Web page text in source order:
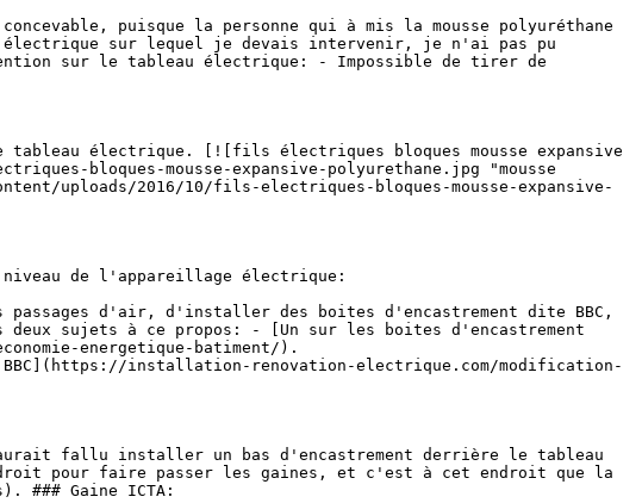
électrique sur lequel je devais intervenir, je n'ai pas pu
sur le tableau électrique: - Impossible de tirer de
bloques-mousse-expansive-polyurethane.jpg "mousse
uploads/2016/10/fils-electriques-bloques-mousse-expansive-
sujets à ce propos: - [Un sur les boites d'encastrement
energetique-batiment/).
installation-renovation-electrique.com/modification-
pour faire passer les gaines, et c'est à cet endroit que la
### Gaine ICTA: